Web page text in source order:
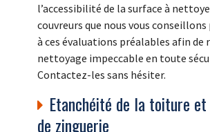
l’accessibilité de la surface à
couvreurs que nous vous
à ces évaluations préalables afin de
nettoyage impeccable en toute
Contactez-les sans hésiter.
Etanchéité de la toiture
de zinguerie